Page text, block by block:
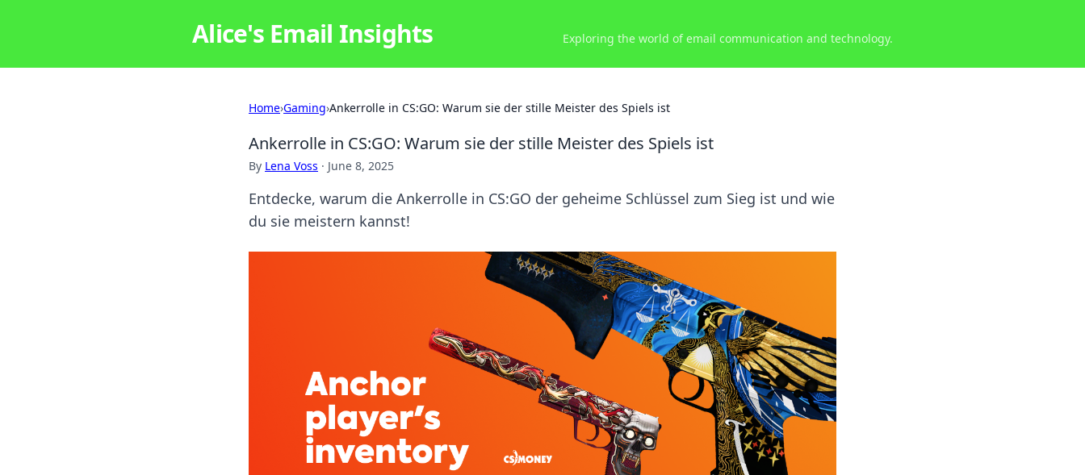
Alice's Email Insights Exploring the world of email communication and technology.
Home›Gaming›Ankerrolle in CS:GO: Warum sie der stille Meister des Spiels ist
Ankerrolle in CS:GO: Warum sie der stille Meister des Spiels ist
By Lena Voss · June 8, 2025
Entdecke, warum die Ankerrolle in CS:GO der geheime Schlüssel zum Sieg ist und wie
du sie meistern kannst!